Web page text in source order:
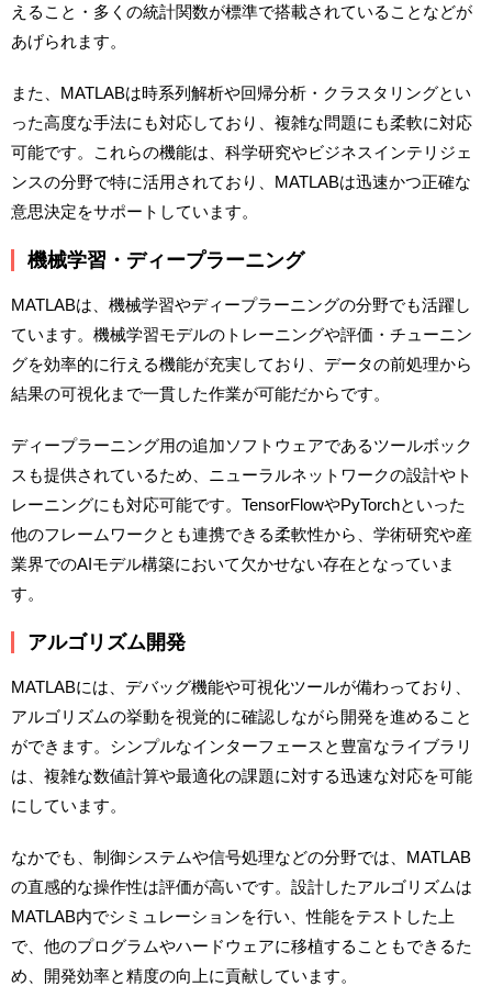
えること・多くの統計関数が標準で搭載されていることなどが
あげられます。
また、MATLABは時系列解析や回帰分析・クラスタリングとい
った高度な手法にも対応しており、複雑な問題にも柔軟に対応
可能です。これらの機能は、科学研究やビジネスインテリジェ
ンスの分野で特に活用されており、MATLABは迅速かつ正確な
意思決定をサポートしています。
機械学習・ディープラーニング
MATLABは、機械学習やディープラーニングの分野でも活躍し
ています。機械学習モデルのトレーニングや評価・チューニン
グを効率的に行える機能が充実しており、データの前処理から
結果の可視化まで一貫した作業が可能だからです。
ディープラーニング用の追加ソフトウェアであるツールボック
スも提供されているため、ニューラルネットワークの設計やト
レーニングにも対応可能です。TensorFlowやPyTorchといった
他のフレームワークとも連携できる柔軟性から、学術研究や産
業界でのAIモデル構築において欠かせない存在となっていま
す。
アルゴリズム開発
MATLABには、デバッグ機能や可視化ツールが備わっており、
アルゴリズムの挙動を視覚的に確認しながら開発を進めること
ができます。シンプルなインターフェースと豊富なライブラリ
は、複雑な数値計算や最適化の課題に対する迅速な対応を可能
にしています。
なかでも、制御システムや信号処理などの分野では、MATLAB
の直感的な操作性は評価が高いです。設計したアルゴリズムは
MATLAB内でシミュレーションを行い、性能をテストした上
で、他のプログラムやハードウェアに移植することもできるた
め、開発効率と精度の向上に貢献しています。